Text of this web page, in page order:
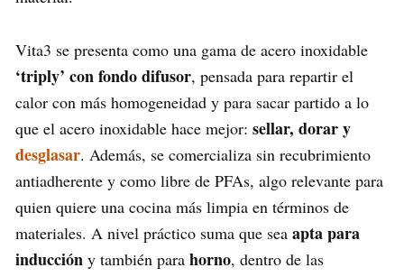
Vita3 se presenta como una gama de acero inoxidable
‘triply’ con fondo difusor, pensada para repartir el
calor con más homogeneidad y para sacar partido a lo
que el acero inoxidable hace mejor: sellar, dorar y
desglasar. Además, se comercializa sin recubrimiento
antiadherente y como libre de PFAs, algo relevante para
quien quiere una cocina más limpia en términos de
materiales. A nivel práctico suma que sea apta para
inducción y también para horno, dentro de las